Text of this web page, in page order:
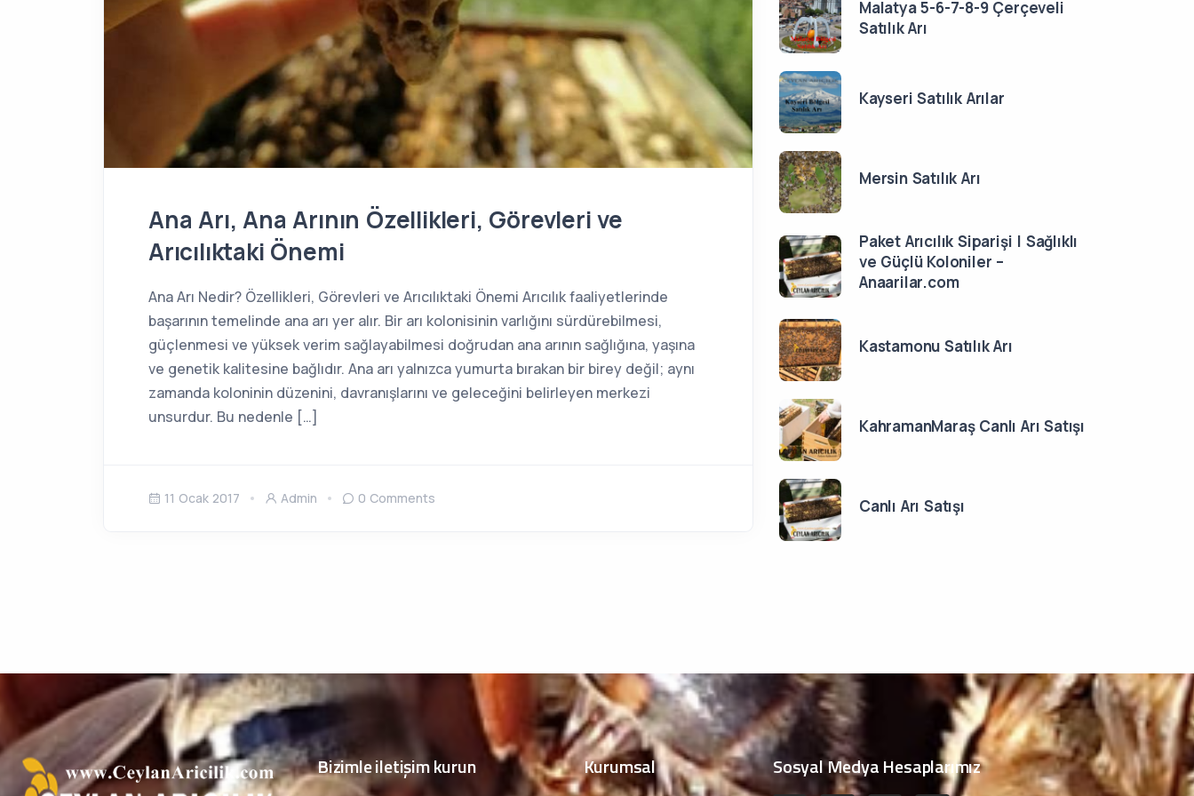
Ana Arı, Ana Arının Özellikleri, Görevleri ve
Arıcılıktaki Önemi
Ana Arı Nedir? Özellikleri, Görevleri ve Arıcılıktaki Önemi Arıcılık faaliyetlerinde
başarının temelinde ana arı yer alır. Bir arı kolonisinin varlığını sürdürebilmesi,
güçlenmesi ve yüksek verim sağlayabilmesi doğrudan ana arının sağlığına, yaşına
ve genetik kalitesine bağlıdır. Ana arı yalnızca yumurta bırakan bir birey değil; aynı
zamanda koloninin düzenini, davranışlarını ve geleceğini belirleyen merkezi
unsurdur. Bu nedenle […]
11 Ocak 2017 Admin 0 Comments
Malatya 5-6-7-8-9 Çerçeveli
Satılık Arı
Kayseri Satılık Arılar
Mersin Satılık Arı
Paket Arıcılık Siparişi | Sağlıklı
ve Güçlü Koloniler –
Anaarilar.com
Kastamonu Satılık Arı
KahramanMaraş Canlı Arı Satışı
Canlı Arı Satışı
Bizimle iletişim kurun
Kurumsal Sosyal Medya Hesaplarımız